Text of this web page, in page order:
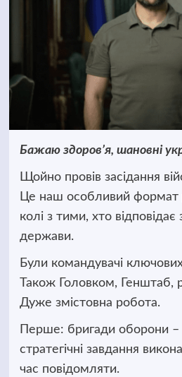
Бажаю здоровʼя, шановні
Щойно провів засідання
Це наш особливий формат
колі з тими, хто
держави.
Були командувачі
Також Головком, Генштаб,
Дуже змістовна робота.
Перше: бригади оборони –
стратегічні завдання
час повідомляти.